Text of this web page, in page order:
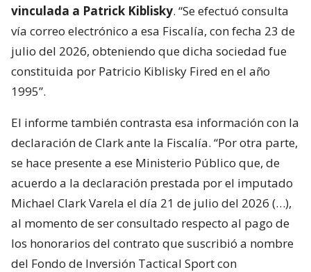
vinculada a Patrick Kiblisky. “Se efectuó consulta
vía correo electrónico a esa Fiscalía, con fecha 23 de
julio del 2026, obteniendo que dicha sociedad fue
constituida por Patricio Kiblisky Fired en el año
1995”.
El informe también contrasta esa información con la
declaración de Clark ante la Fiscalía. “Por otra parte,
se hace presente a ese Ministerio Público que, de
acuerdo a la declaración prestada por el imputado
Michael Clark Varela el día 21 de julio del 2026 (…),
al momento de ser consultado respecto al pago de
los honorarios del contrato que suscribió a nombre
del Fondo de Inversión Tactical Sport con